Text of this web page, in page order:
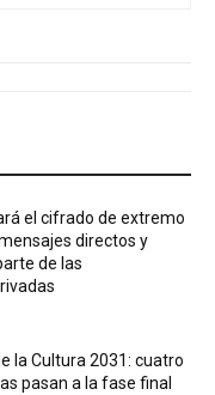
el cifrado de extremo
directos y
de las
la Cultura 2031: cuatro
pasan a la fase final